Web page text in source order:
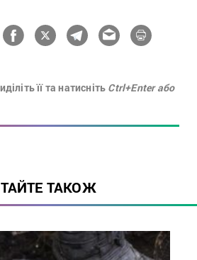
її та натисніть Ctrl+Enter або
ТАКОЖ